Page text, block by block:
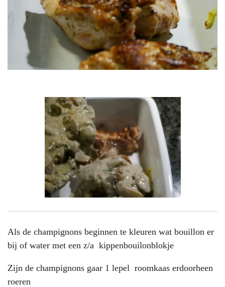
Als de champignons beginnen te kleuren wat bouillon er
bij of water met een z/a kippenbouilonblokje
Zijn de champignons gaar 1 lepel roomkaas erdoorheen
roeren